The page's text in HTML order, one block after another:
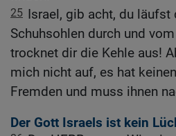
25 Israel, gib acht, du läufst
Schuhsohlen durch und
trocknet dir die Kehle aus!
mich nicht auf, es hat
Fremden und muss ihnen
Der Gott Israels ist kein